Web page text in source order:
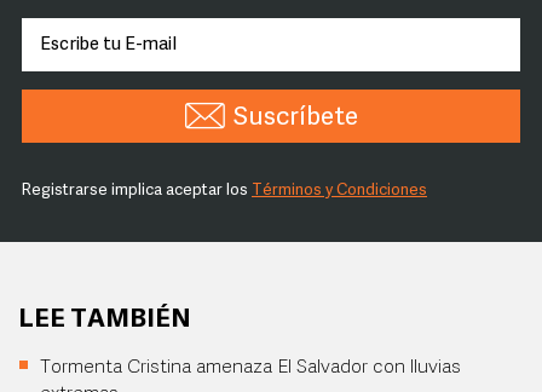
Suscríbete
Registrarse implica aceptar los Términos y Condiciones
LEE TAMBIÉN
Tormenta Cristina amenaza El Salvador con lluvias